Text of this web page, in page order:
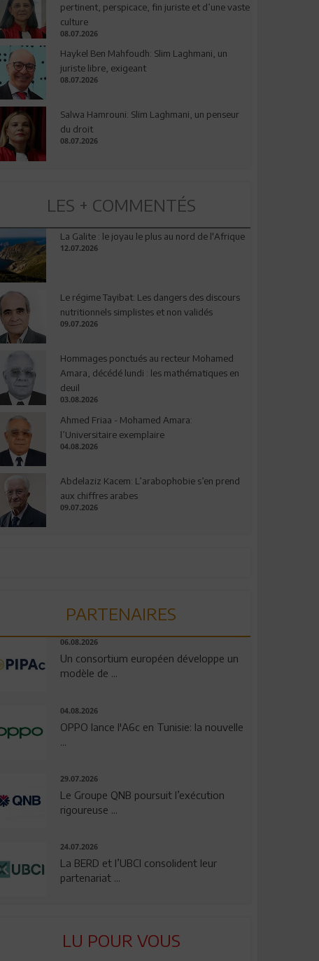
pertinent, perspicace, fin juriste et d’une vaste
culture
08.07.2026
Haykel Ben Mahfoudh: Slim Laghmani, un
juriste libre, exigeant
08.07.2026
Salwa Hamrouni: Slim Laghmani, un penseur
du droit
08.07.2026
LES + COMMENTÉS
La Galite : le joyau le plus au nord de l'Afrique
12.07.2026
Le régime Tayibat: Les dangers des discours
nutritionnels simplistes et non validés
09.07.2026
Hommages ponctués au recteur Mohamed
Amara, décédé lundi : les mathématiques en
deuil
03.08.2026
Ahmed Friaa - Mohamed Amara:
l’Universitaire exemplaire
04.08.2026
Abdelaziz Kacem: L’arabophobie s’en prend
aux chiffres arabes
09.07.2026
PARTENAIRES
06.08.2026
Un consortium européen développe un
modèle de ...
04.08.2026
OPPO lance l'A6c en Tunisie: la nouvelle
...
29.07.2026
Le Groupe QNB poursuit l’exécution
rigoureuse ...
24.07.2026
La BERD et l’UBCI consolident leur
partenariat ...
LU POUR VOUS